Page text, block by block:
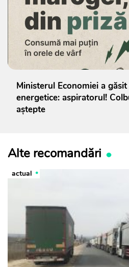
Ministerul Economiei a
energetice: aspiratorul!
aștepte
Alte recomandări
actual